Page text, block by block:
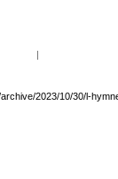
|
2023/10/30/l-